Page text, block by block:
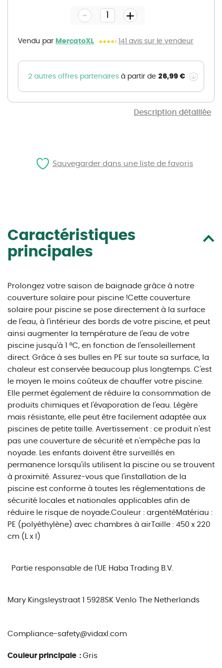
Description détaillée
gallery
Vendu par MercatoXL 141 avis sur le vendeur
- +
2 autres offres partenaires à partir de 26,99 €
Caractéristiques
principales
Prolongez votre saison de baignade grâce à notre
couverture solaire pour piscine !Cette couverture
solaire pour piscine se pose directement à la surface
de l'eau, à l'intérieur des bords de votre piscine, et peut
ainsi augmenter la température de l'eau de votre
piscine jusqu'à 1 °C, en fonction de l'ensoleillement
direct. Grâce à ses bulles en PE sur toute sa surface, la
chaleur est conservée beaucoup plus longtemps. C'est
le moyen le moins coûteux de chauffer votre piscine.
Elle permet également de réduire la consommation de
produits chimiques et l'évaporation de l'eau. Légère
mais résistante, elle peut être facilement adaptée aux
piscines de petite taille. Avertissement : ce produit n'est
pas une couverture de sécurité et n'empêche pas la
noyade. Les enfants doivent être surveillés en
permanence lorsqu'ils utilisent la piscine ou se trouvent
à proximité. Assurez-vous que l'installation de la
piscine est conforme à toutes les réglementations de
sécurité locales et nationales applicables afin de
réduire le risque de noyade.Couleur : argentéMatériau :
PE (polyéthylène) avec chambres à airTaille : 450 x 220
cm (L x l)
Partie responsable de l'UE Haba Trading B.V.
Mary Kingsleystraat 1 5928SK Venlo The Netherlands
Compliance-safety@vidaxl.com
Couleur principale : Gris
Sauvegarder dans une liste de favoris